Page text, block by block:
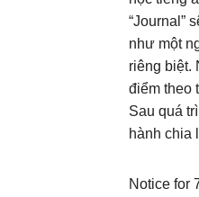
“Journal”
như một
riêng biệt.
điểm theo
Sau quá
hành chia
Notice for